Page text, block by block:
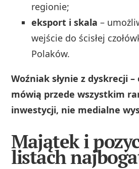
regionie;
eksport i skala –
wejście do ścisłej
Polaków.
Woźniak słynie z dyskrecji
mówią przede wszystkim
inwestycji, nie medialne
Majątek i
listach